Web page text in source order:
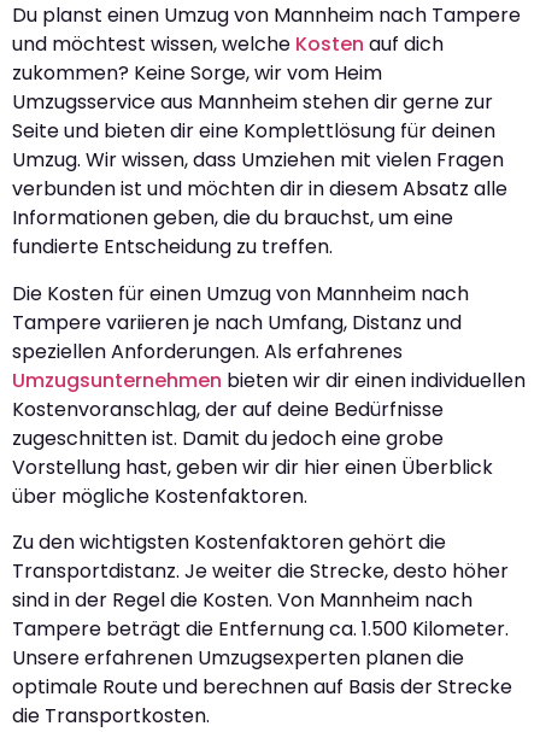
Du planst einen Umzug von Mannheim nach Tampere
und möchtest wissen, welche Kosten auf dich
zukommen? Keine Sorge, wir vom Heim
Umzugsservice aus Mannheim stehen dir gerne zur
Seite und bieten dir eine Komplettlösung für deinen
Umzug. Wir wissen, dass Umziehen mit vielen Fragen
verbunden ist und möchten dir in diesem Absatz alle
Informationen geben, die du brauchst, um eine
fundierte Entscheidung zu treffen.
Die Kosten für einen Umzug von Mannheim nach
Tampere variieren je nach Umfang, Distanz und
speziellen Anforderungen. Als erfahrenes
Umzugsunternehmen bieten wir dir einen individuellen
Kostenvoranschlag, der auf deine Bedürfnisse
zugeschnitten ist. Damit du jedoch eine grobe
Vorstellung hast, geben wir dir hier einen Überblick
über mögliche Kostenfaktoren.
Zu den wichtigsten Kostenfaktoren gehört die
Transportdistanz. Je weiter die Strecke, desto höher
sind in der Regel die Kosten. Von Mannheim nach
Tampere beträgt die Entfernung ca. 1.500 Kilometer.
Unsere erfahrenen Umzugsexperten planen die
optimale Route und berechnen auf Basis der Strecke
die Transportkosten.